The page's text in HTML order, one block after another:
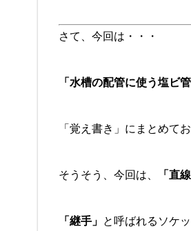
さて、今回は・・・
「水槽の配管に使う塩ビ
「覚え書き」にまとめて
そうそう、今回は、 「直
「継手」 と呼ばれるソケ